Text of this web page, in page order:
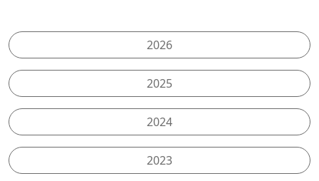
2026
2025
2024
2023